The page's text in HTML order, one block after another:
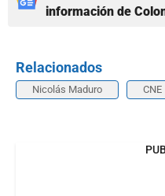
información de
Relacionados
Nicolás Maduro CNE